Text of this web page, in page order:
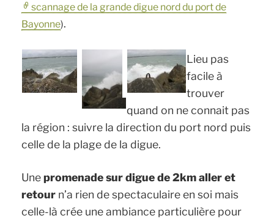
scannage de la grande digue nord du port de
Bayonne).
Lieu pas
facile à
trouver
quand on ne connait pas
la région : suivre la direction du port nord puis
celle de la plage de la digue.
Unepromenade sur digue de 2km aller et
retour n’a rien de spectaculaire en soi mais
celle-là crée une ambiance particulière pour